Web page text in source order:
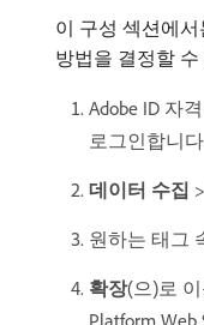
이 구성 섹션에
방법을 결정할 수
Adobe ID 자
로그인합니
데이터 수집 >
원하는 태그
확장(으)로
Platform Web